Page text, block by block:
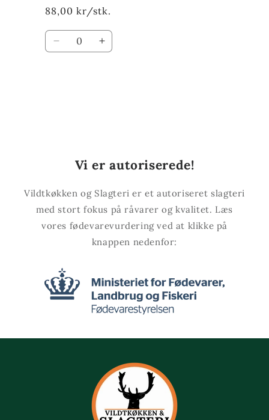
88,00 kr/stk.
Antal
Reducer
Øg
Vi er autoriserede!
Vildtkøkken og Slagteri er et autoriseret slagteri
med stort fokus på råvarer og kvalitet. Læs
vores fødevarevurdering ved at klikke på
knappen nedenfor: